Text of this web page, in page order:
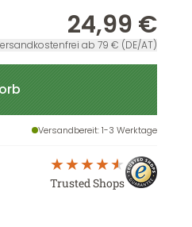
24,99 €
ab 79 € (DE/AT)
Versandbereit: 1-3 Werktage
Trusted Shops